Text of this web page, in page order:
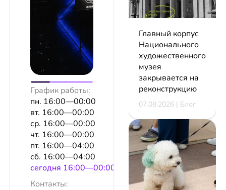
График работы:
пн. 16:00—00:00
вт. 16:00—00:00
ср. 16:00—00:00
чт. 16:00—00:00
пт. 16:00—04:00
сб. 16:00—04:00
сeгодня 16:00—00:00
Контакты:
Главный корпус
Национального
художественного
музея
закрывается на
реконструкцию
07.08.2026 | Блог